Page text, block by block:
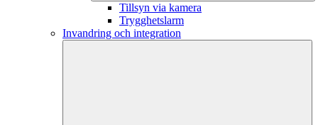
Tillsyn via kamera
Trygghetslarm
Invandring och integration